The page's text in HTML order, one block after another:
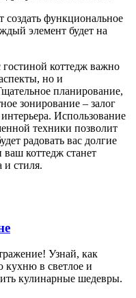
создать функциональное
элемент будет на
коттедж важно
но и
планирование,
зонирование – залог
Использование
техники позволит
радовать вас долгие
коттедж станет
стиля.
Узнай, как
кухню в светлое и
кулинарные шедевры.